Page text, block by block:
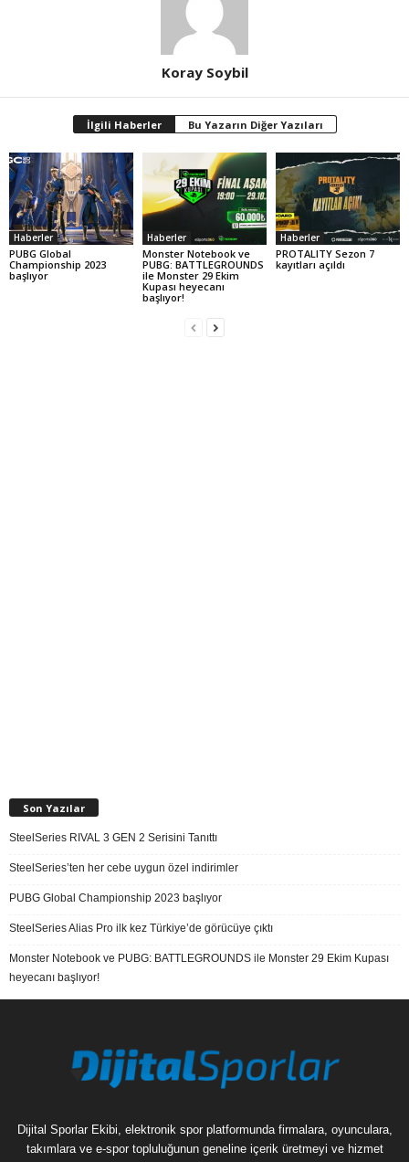
Koray Soybil
İlgili Haberler Bu Yazarın Diğer Yazıları
Haberler
PUBG Global
Championship 2023
başlıyor
Haberler
Monster Notebook ve
PUBG: BATTLEGROUNDS
ile Monster 29 Ekim
Kupası heyecanı
başlıyor!
Haberler
PROTALITY Sezon 7
kayıtları açıldı
Son Yazılar
SteelSeries RIVAL 3 GEN 2 Serisini Tanıttı
SteelSeries’ten her cebe uygun özel indirimler
PUBG Global Championship 2023 başlıyor
SteelSeries Alias Pro ilk kez Türkiye’de görücüye çıktı
Monster Notebook ve PUBG: BATTLEGROUNDS ile Monster 29 Ekim Kupası
heyecanı başlıyor!
Dijital Sporlar Ekibi, elektronik spor platformunda firmalara, oyunculara,
takımlara ve e-spor topluluğunun geneline içerik üretmeyi ve hizmet